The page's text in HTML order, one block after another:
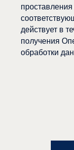
проставления
действует в
получения
обработки